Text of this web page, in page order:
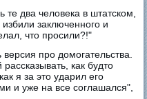
два человека в штатском,
избили заключенного и
что просили?!"
про домогательства.
как будто
я за это ударил его
и уже на все соглашался",